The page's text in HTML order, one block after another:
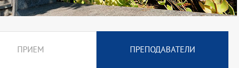
ПРИЕМ ПРЕПОДАВАТЕЛИ